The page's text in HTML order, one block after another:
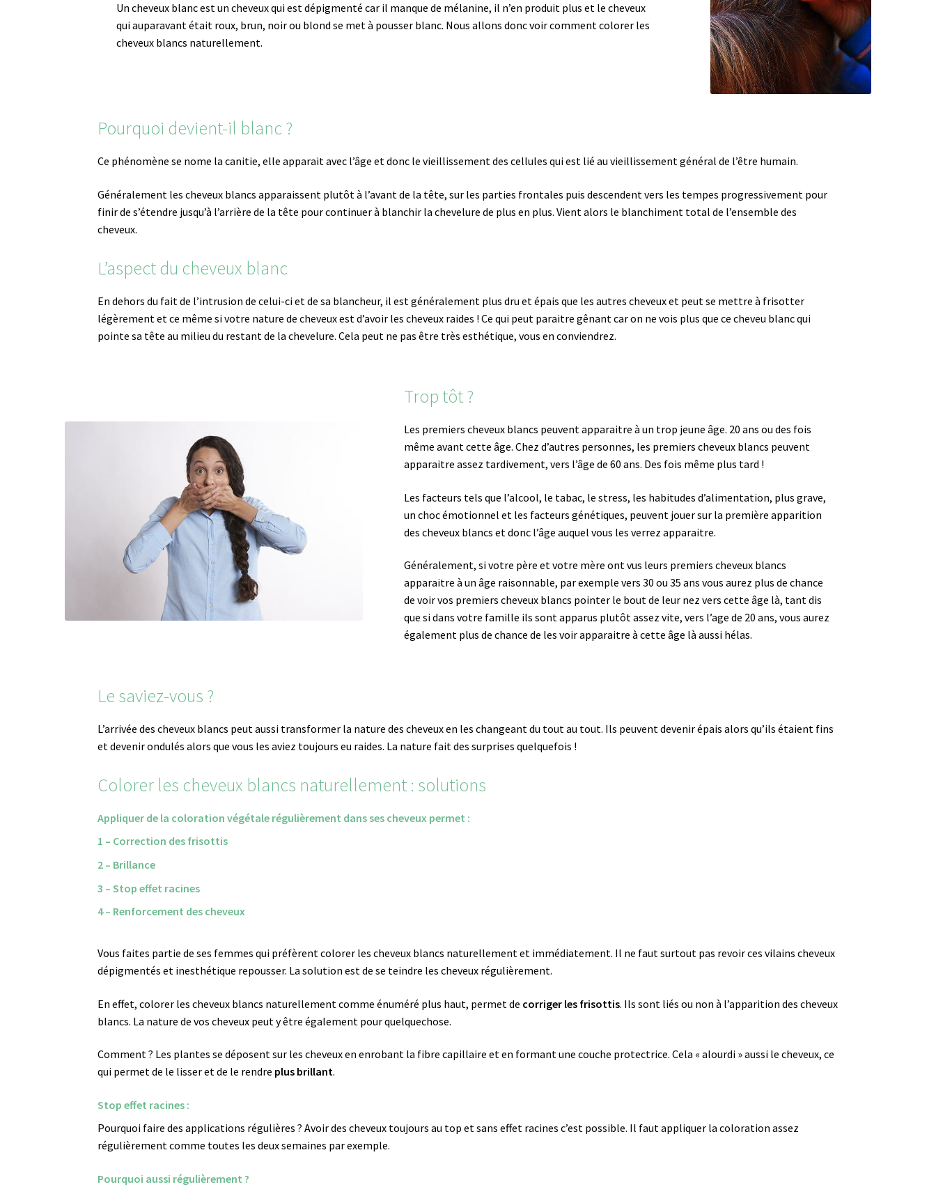
Un cheveux blanc est un cheveux qui est dépigmenté car il manque de mélanine, il n’en produit plus et le cheveux
qui auparavant était roux, brun, noir ou blond se met à pousser blanc. Nous allons donc voir comment colorer les
cheveux blancs naturellement.
Pourquoi devient-il blanc ?
Ce phénomène se nome la canitie, elle apparait avec l’âge et donc le vieillissement des cellules qui est lié au vieillissement général de l’être humain.
Généralement les cheveux blancs apparaissent plutôt à l’avant de la tête, sur les parties frontales puis descendent vers les tempes progressivement pour
finir de s’étendre jusqu’à l’arrière de la tête pour continuer à blanchir la chevelure de plus en plus. Vient alors le blanchiment total de l’ensemble des
cheveux.
L’aspect du cheveux blanc
En dehors du fait de l’intrusion de celui-ci et de sa blancheur, il est généralement plus dru et épais que les autres cheveux et peut se mettre à frisotter
légèrement et ce même si votre nature de cheveux est d’avoir les cheveux raides ! Ce qui peut paraitre gênant car on ne vois plus que ce cheveu blanc qui
pointe sa tête au milieu du restant de la chevelure. Cela peut ne pas être très esthétique, vous en conviendrez.
Trop tôt ?
Les premiers cheveux blancs peuvent apparaitre à un trop jeune âge. 20 ans ou des fois
même avant cette âge. Chez d’autres personnes, les premiers cheveux blancs peuvent
apparaitre assez tardivement, vers l’âge de 60 ans. Des fois même plus tard !
Les facteurs tels que l’alcool, le tabac, le stress, les habitudes d’alimentation, plus grave,
un choc émotionnel et les facteurs génétiques, peuvent jouer sur la première apparition
des cheveux blancs et donc l’âge auquel vous les verrez apparaitre.
Généralement, si votre père et votre mère ont vus leurs premiers cheveux blancs
apparaitre à un âge raisonnable, par exemple vers 30 ou 35 ans vous aurez plus de chance
de voir vos premiers cheveux blancs pointer le bout de leur nez vers cette âge là, tant dis
que si dans votre famille ils sont apparus plutôt assez vite, vers l’age de 20 ans, vous aurez
également plus de chance de les voir apparaitre à cette âge là aussi hélas.
Le saviez-vous ?
L’arrivée des cheveux blancs peut aussi transformer la nature des cheveux en les changeant du tout au tout. Ils peuvent devenir épais alors qu’ils étaient fins
et devenir ondulés alors que vous les aviez toujours eu raides. La nature fait des surprises quelquefois !
Colorer les cheveux blancs naturellement : solutions
Appliquer de la coloration végétale régulièrement dans ses cheveux permet :
1 – Correction des frisottis
2 – Brillance
3 – Stop effet racines
4 – Renforcement des cheveux
Vous faites partie de ses femmes qui préfèrent colorer les cheveux blancs naturellement et immédiatement. Il ne faut surtout pas revoir ces vilains cheveux
dépigmentés et inesthétique repousser. La solution est de se teindre les cheveux régulièrement.
En effet, colorer les cheveux blancs naturellement comme énuméré plus haut, permet de corriger les frisottis. Ils sont liés ou non à l’apparition des cheveux
blancs. La nature de vos cheveux peut y être également pour quelquechose.
Comment ? Les plantes se déposent sur les cheveux en enrobant la fibre capillaire et en formant une couche protectrice. Cela « alourdi » aussi le cheveux, ce
qui permet de le lisser et de le rendre plus brillant.
Stop effet racines :
Pourquoi faire des applications régulières ? Avoir des cheveux toujours au top et sans effet racines c’est possible. Il faut appliquer la coloration assez
régulièrement comme toutes les deux semaines par exemple.
Pourquoi aussi régulièrement ?